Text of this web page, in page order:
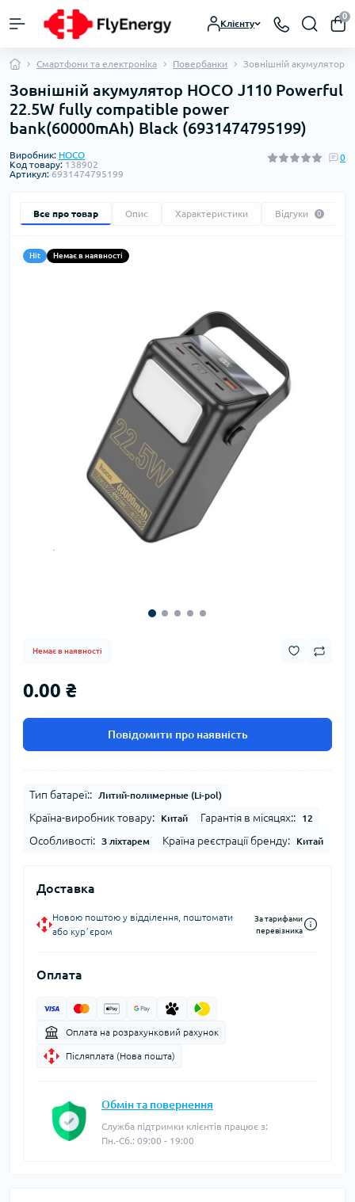
Клієнту
0
Смартфони та електроніка Повербанки Зовнішній акумулятор
Зовнішній акумулятор HOCO J110 Powerful
22.5W fully compatible power
bank(60000mAh) Black (6931474795199)
Виробник: HOCO
Код товару: 138902
Артикул: 6931474795199
0
Все про товар Опис Характеристики Відгуки 0
Hit Немає в наявності
Немає в наявності
0.00 ₴
Повідомити про наявність
Тип батареї:: Литий-полимерные (Li-pol)
Країна-виробник товару: Китай Гарантія в місяцях:: 12
Особливості: З ліхтарем Країна реєстрації бренду: Китай
Доставка
Новою поштою у відділення, поштомати
або курʼєром
За тарифами
перевізника
Оплата
Оплата на розрахунковий рахунок
Післяплата (Нова пошта)
Обмін та повернення
Служба підтримки клієнтів працює з:
Пн.-Сб.: 09:00 - 19:00